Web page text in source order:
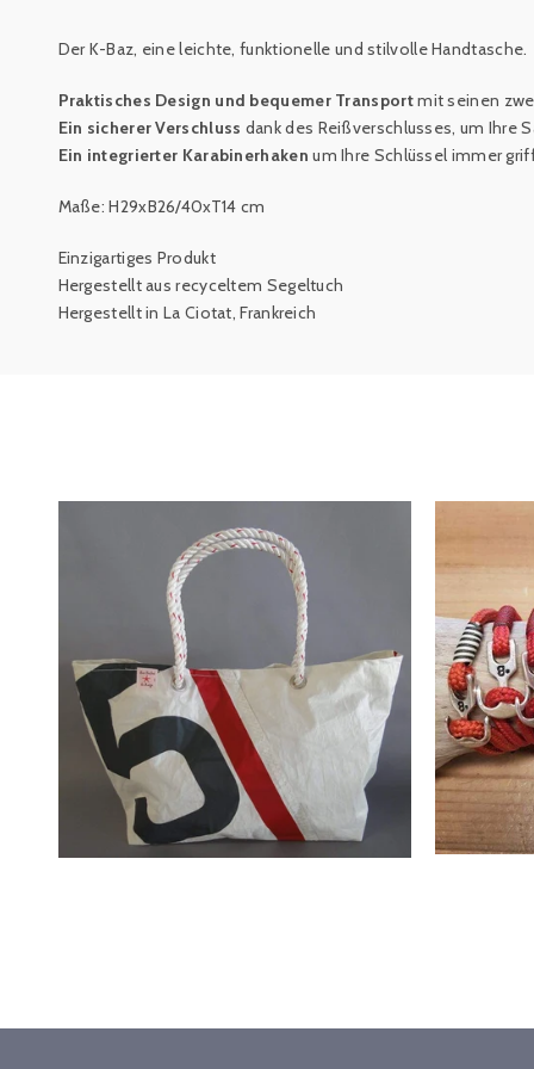
Der K-Baz, eine leichte, funktionelle und stilvolle Handtasche.
Praktisches Design und bequemer Transportmit seinen
Ein sicherer Verschluss dank des Reißverschlusses, um Ihre
Ein integrierter Karabinerhaken um Ihre Schlüssel immer
Maße: H29xB26/40xT14 cm
Einzigartiges Produkt
Hergestellt aus recyceltem Segeltuch
Hergestellt in La Ciotat, Frankreich